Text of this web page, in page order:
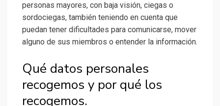
personas mayores, con baja visión, ciegas o
sordociegas, también teniendo en cuenta que
puedan tener dificultades para comunicarse, mover
alguno de sus miembros o entender la información.
Qué datos personales
recogemos y por qué los
recogemos.